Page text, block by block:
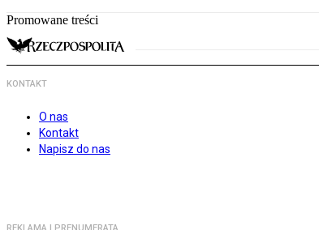
Promowane treści
KONTAKT
O nas
Kontakt
Napisz do nas